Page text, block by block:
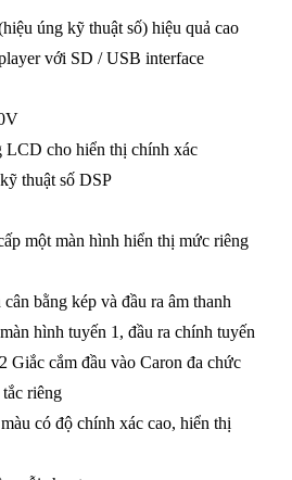
úng kỹ thuật số) hiệu quả cao
với SD / USB interface
LCD cho hiển thị chính xác
thuật số DSP
một màn hình hiển thị mức riêng
bằng kép và đầu ra âm thanh
hình tuyến 1, đầu ra chính tuyến
Giắc cắm đầu vào Caron đa chức
riêng
có độ chính xác cao, hiển thị